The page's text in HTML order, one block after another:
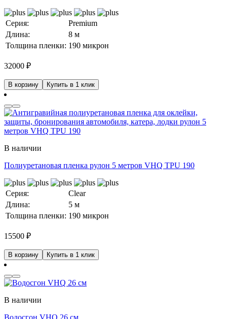
Серия:
Premium
Длина:
8 м
Толщина пленки: 190 микрон
32000 ₽
В корзину Купить в 1 клик
В наличии
Полиуретановая пленка рулон 5 метров VHQ TPU 190
Серия:
Clear
Длина:
5 м
Толщина пленки: 190 микрон
15500 ₽
В корзину Купить в 1 клик
В наличии
Водосгон VHQ 26 см